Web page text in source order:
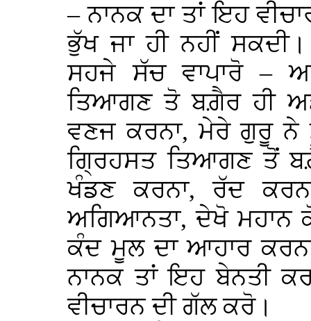
– ਨਾਨਕ ਦਾ ਤਾਂ ਇਹ
ਭੁੱਖ ਜਾ ਹੀ ਨਹੀਂ
ਸਹਜੇ ਸੱਚ ਵਾਪਾਰੋ –
ਤਿਆਗਣ ਤੋ ਬਗ਼ੈਰ ਹੀ
ਵਣਜ ਕਰਨਾ, ਮੇਰੇ ਗੁਰੂ
ਗ੍ਰਿਹਸਤ ਤਿਆਗਣ ਤੋਂ
ਖੰਡਣ ਕਰਨਾ, ਰੱਦ
ਅਗਿਆਨਤਾ, ਦੇਖੋ ਮਹਾਨ
ਕੰਦ ਮੂਲ ਦਾ ਆਹਾਰ
ਨਾਨਕ ਤਾਂ ਇਹ ਬੇਨਤੀ
ਵੀਚਾਰਨ ਦੀ ਗੱਲ ਕਰੋ।